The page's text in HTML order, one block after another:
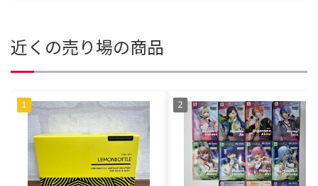
近くの売り場の商品